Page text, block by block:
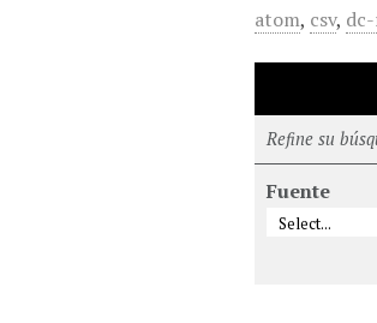
atom, csv,
Refine su
Fuente